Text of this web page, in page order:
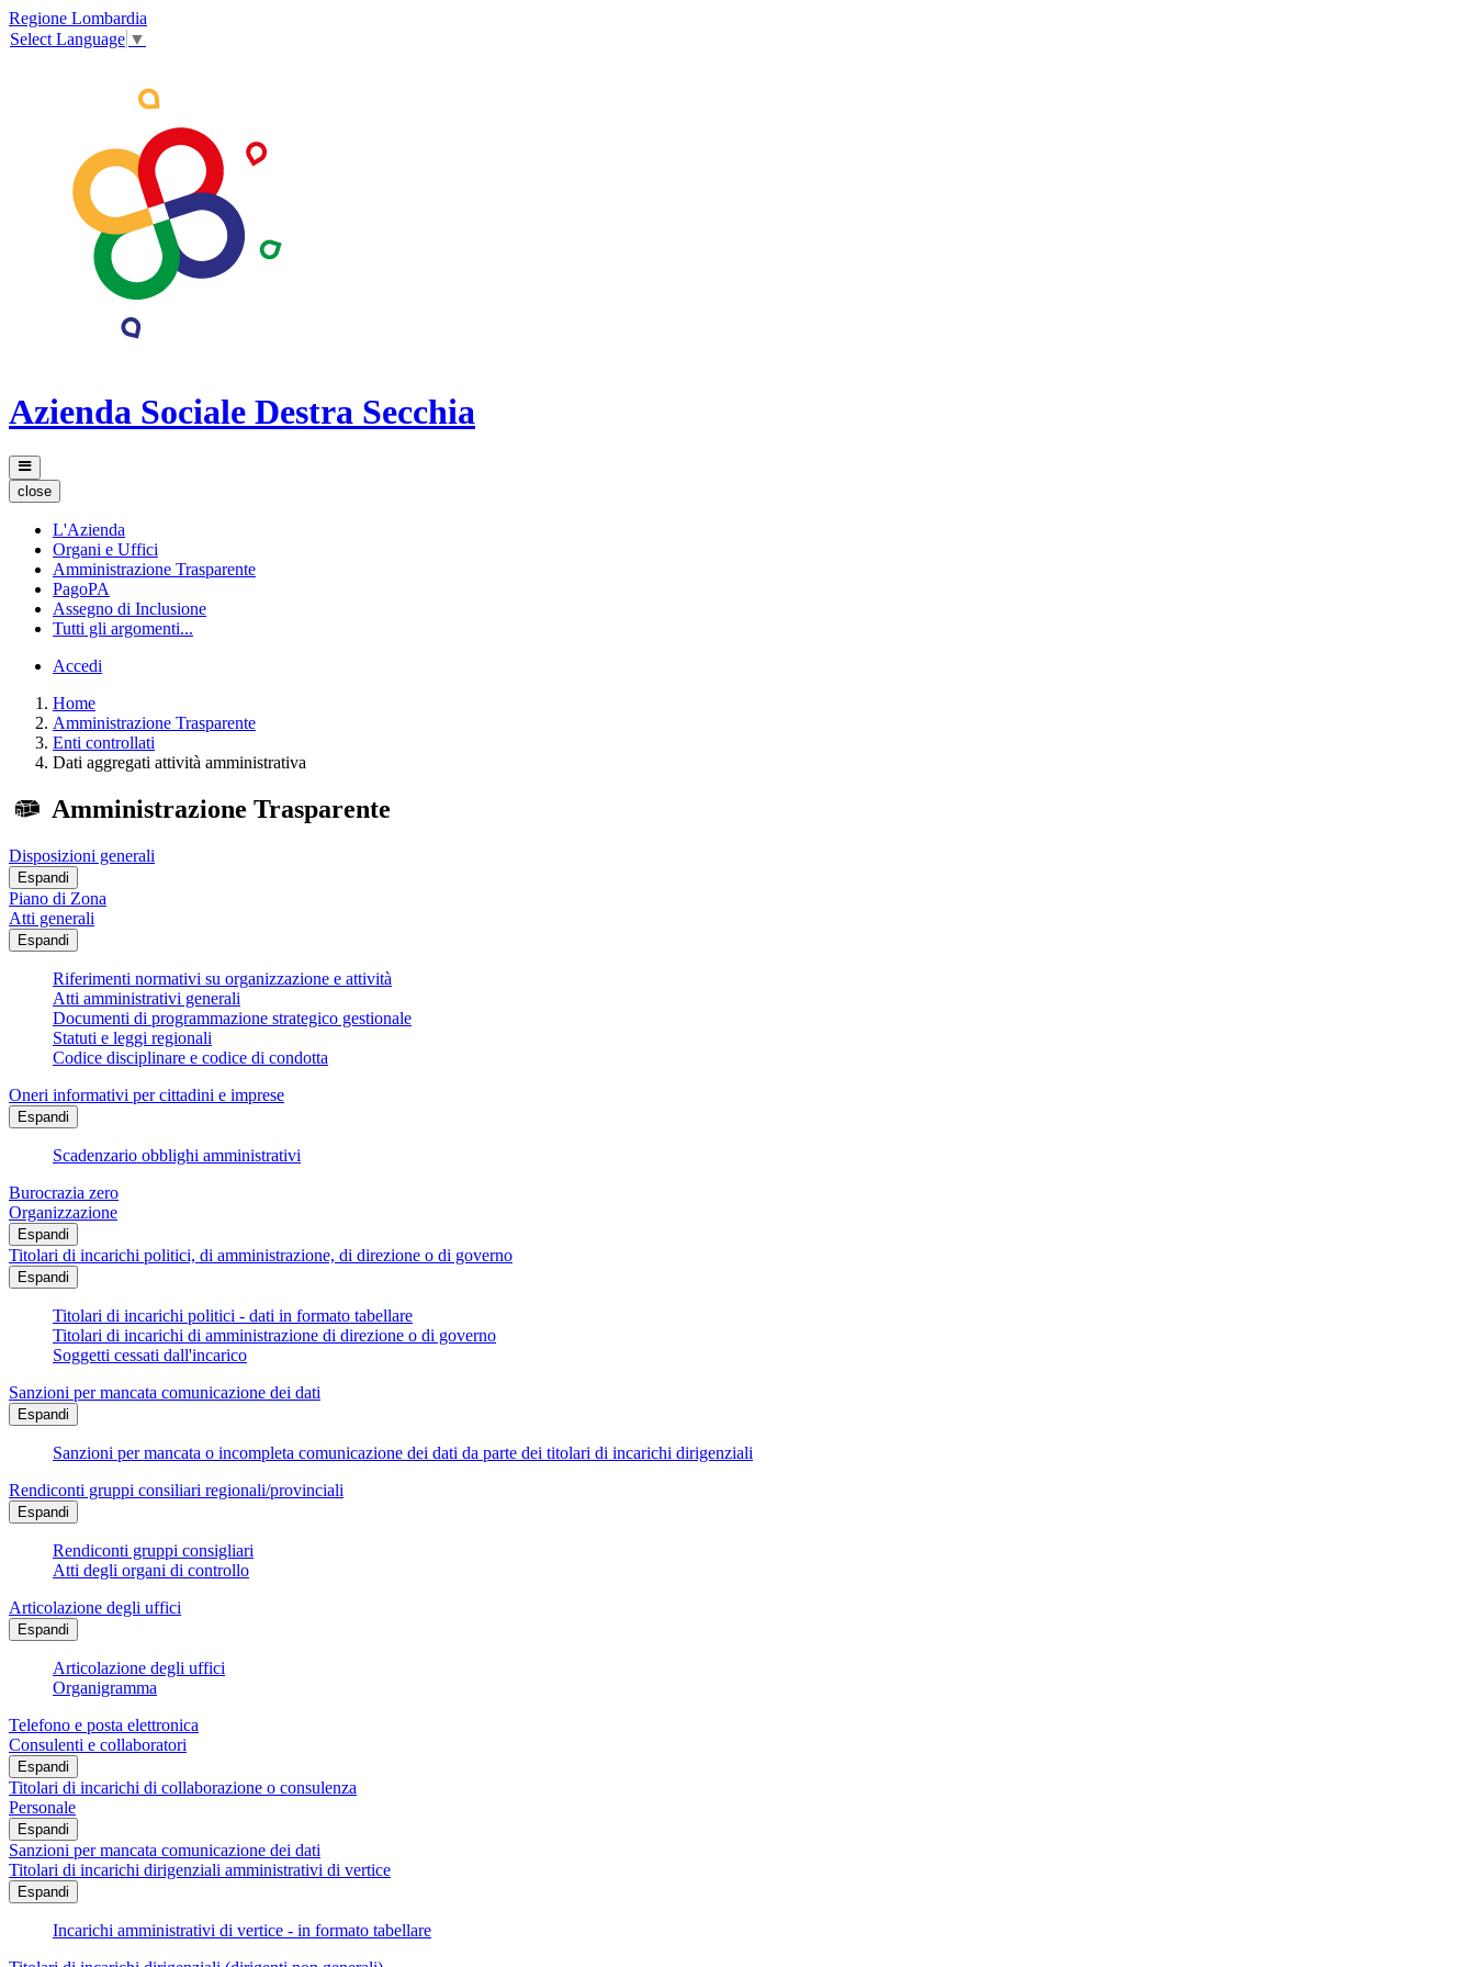
Regione Lombardia
Select Language ▼
Azienda Sociale Destra Secchia
close
L'Azienda
Organi e Uffici
Amministrazione Trasparente
PagoPA
Assegno di Inclusione
Tutti gli argomenti...
Accedi
Home
Amministrazione Trasparente
Enti controllati
Dati aggregati attività amministrativa
Amministrazione Trasparente
Disposizioni generali
Espandi
Piano di Zona
Atti generali
Espandi
Riferimenti normativi su organizzazione e attività
Atti amministrativi generali
Documenti di programmazione strategico gestionale
Statuti e leggi regionali
Codice disciplinare e codice di condotta
Oneri informativi per cittadini e imprese
Espandi
Scadenzario obblighi amministrativi
Burocrazia zero
Organizzazione
Espandi
Titolari di incarichi politici, di amministrazione, di direzione o di governo
Espandi
Titolari di incarichi politici - dati in formato tabellare
Titolari di incarichi di amministrazione di direzione o di governo
Soggetti cessati dall'incarico
Sanzioni per mancata comunicazione dei dati
Espandi
Sanzioni per mancata o incompleta comunicazione dei dati da parte dei titolari di incarichi dirigenziali
Rendiconti gruppi consiliari regionali/provinciali
Espandi
Rendiconti gruppi consigliari
Atti degli organi di controllo
Articolazione degli uffici
Espandi
Articolazione degli uffici
Organigramma
Telefono e posta elettronica
Consulenti e collaboratori
Espandi
Titolari di incarichi di collaborazione o consulenza
Personale
Espandi
Sanzioni per mancata comunicazione dei dati
Titolari di incarichi dirigenziali amministrativi di vertice
Espandi
Incarichi amministrativi di vertice - in formato tabellare